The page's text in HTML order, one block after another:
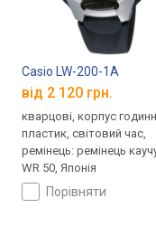
Casio LW-200-1A
від 2 120 грн.
кварцові, корпус
пластик, світовий час,
ремінець: ремінець
WR 50, Японія
порівняти